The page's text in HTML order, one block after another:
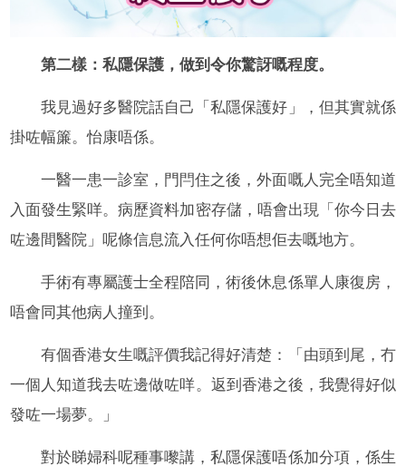
第二樣：私隱保護，做到令你驚訝嘅程度。
我見過好多醫院話自己「私隱保護好」，但其實就係
掛咗幅簾。怡康唔係。
一醫一患一診室，門閂住之後，外面嘅人完全唔知道
入面發生緊咩。病歷資料加密存儲，唔會出現「你今日去
咗邊間醫院」呢條信息流入任何你唔想佢去嘅地方。
手術有專屬護士全程陪同，術後休息係單人康復房，
唔會同其他病人撞到。
有個香港女生嘅評價我記得好清楚：「由頭到尾，冇
一個人知道我去咗邊做咗咩。返到香港之後，我覺得好似
發咗一場夢。」
對於睇婦科呢種事嚟講，私隱保護唔係加分項，係生